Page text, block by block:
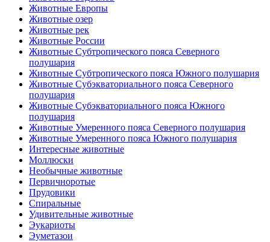
Животные Европы
Животные озер
Животные рек
Животные России
Животные Субтропического пояса Северного
полушария
Животные Субтропического пояса Южного полушария
Животные Субэкваториального пояса Северного
полушария
Животные Субэкваториального пояса Южного
полушария
Животные Умеренного пояса Северного полушария
Животные Умеренного пояса Южного полушария
Интересные животные
Моллюски
Необычные животные
Первичноротые
Прудовики
Спиральные
Удивительные животные
Эукариоты
Эуметазои